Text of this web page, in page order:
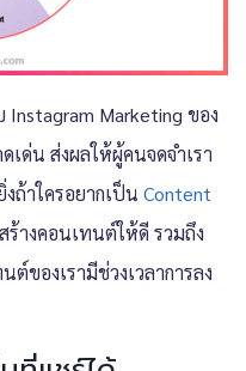
Instagram Marketing ของ
เด่น ส่งผลให้ผู้คนจดจำเรา
ถ้าใครอยากเป็น Content
ร้างคอนเทนต์ให้ดี รวมถึง
ของเรามีช่วงเวลาการลง